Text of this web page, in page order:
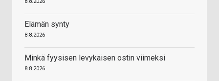
8.8.2026
Elämän synty
8.8.2026
Minkä fyysisen levykäisen ostin viimeksi
8.8.2026